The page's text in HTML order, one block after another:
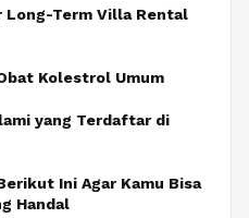
Term Villa Rental
Kolestrol Umum
yang Terdaftar di
Ini Agar Kamu Bisa
Handal